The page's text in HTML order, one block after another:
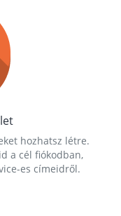
hozhatsz létre.
a cél fiókodban,
es címeidről.